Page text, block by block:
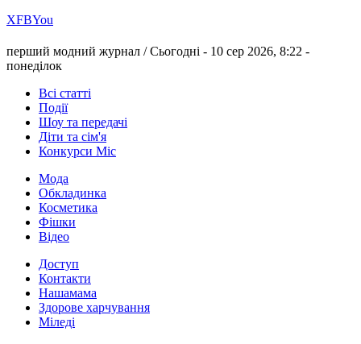
ХFBYou
перший модний журнал /Сьогодні - 10 сер 2026, 8:22 -
понеділок
Всі статті
Події
Шоу та передачі
Діти та сім'я
Конкурси Міс
Мода
Обкладинка
Косметика
Фішки
Відео
Доступ
Контакти
Нашамама
Здорове харчування
Міледі